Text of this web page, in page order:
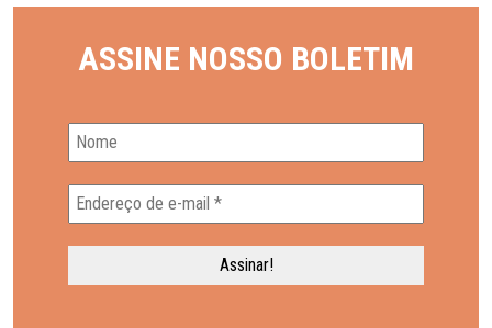
ASSINE NOSSO BOLETIM